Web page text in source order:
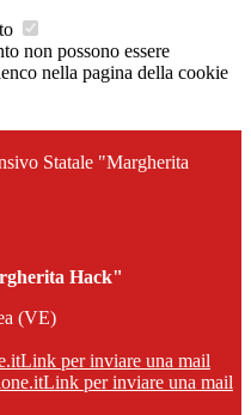
non possono essere
nella pagina della cookie
Statale "Margherita
Hack"
(VE)
Link per inviare una mail
Link per inviare una mail